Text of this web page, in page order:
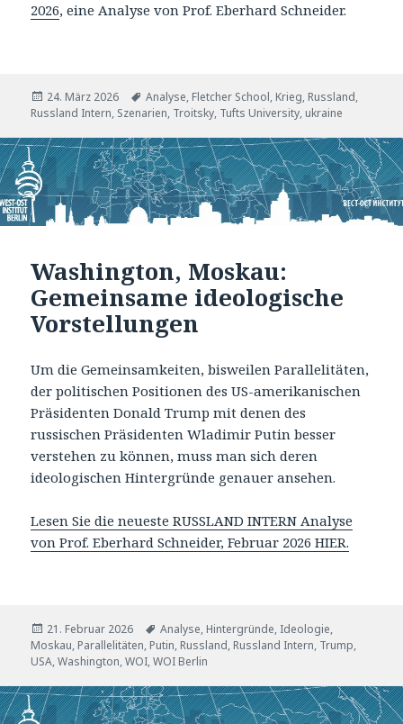
2026, eine Analyse von Prof. Eberhard Schneider.
Veröffentlicht
am
24. März 2026 Tags
Analyse, Fletcher School, Krieg, Russland,
Russland Intern, Szenarien, Troitsky, Tufts University, ukraine
Washington, Moskau:
Gemeinsame ideologische
Vorstellungen
Um die Gemeinsamkeiten, bisweilen Parallelitäten,
der politischen Positionen des US-amerikanischen
Präsidenten Donald Trump mit denen des
russischen Präsidenten Wladimir Putin besser
verstehen zu können, muss man sich deren
ideologischen Hintergründe genauer ansehen.
Lesen Sie die neueste RUSSLAND INTERN Analyse
von Prof. Eberhard Schneider, Februar 2026 HIER.
Veröffentlicht
am
21. Februar 2026 Tags
Analyse, Hintergründe, Ideologie,
Moskau, Parallelitäten, Putin, Russland, Russland Intern, Trump,
USA,Washington,WOI,WOI Berlin